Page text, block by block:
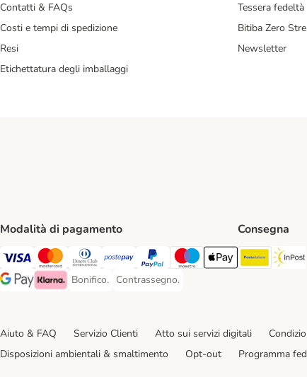
Contatti & FAQs
Costi e tempi di spedizione
Resi
Etichettatura degli imballaggi
Tessera fedeltà
Bitiba Zero
Newsletter
Modalità di pagamento
Visa. Payment Method
Mastercard. Payment Method
Diners Club. Payment Method
Postepay. Payment Method
PayPal. Payment Method
Maestro. Payment Method
Apple pay. Payment
Google Pay Payment Method
Klarna Payment Method
Bonifico.
Bonifico. Payment Method
Contrassegno.
Contrassegno. Payment Method
Consegna
Poste
Aiuto & FAQ Servizio Clienti Atto sui servizi digitali
Disposizioni ambientali & smaltimento
Opt-out Programma